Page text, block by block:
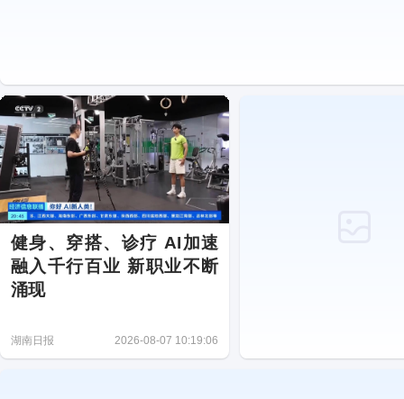
健身、穿搭、诊疗 AI加速
融入千行百业 新职业不断
涌现
湖南日报 2026-08-07 10:19:06